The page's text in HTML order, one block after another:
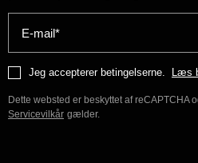
E-mail*
Jeg accepterer betingelserne. Læs
Dette websted er beskyttet af reCAPTCHA
Servicevilkår gælder.